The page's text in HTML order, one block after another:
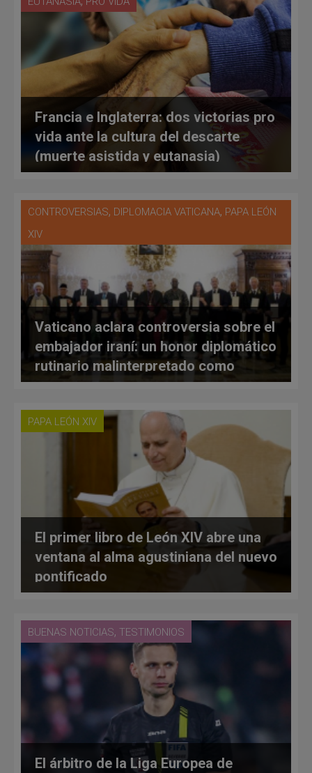
Francia e Inglaterra: dos victorias pro
vida ante la cultura del descarte
(muerte asistida y eutanasia)
CONTROVERSIAS, DIPLOMACIA VATICANA, PAPA LEÓN
XIV
Vaticano aclara controversia sobre el
embajador iraní: un honor diplomático
rutinario malinterpretado como
respaldo político
PAPA LEÓN XIV
El primer libro de León XIV abre una
ventana al alma agustiniana del nuevo
pontificado
BUENAS NOTICIAS, TESTIMONIOS
El árbitro de la Liga Europea de